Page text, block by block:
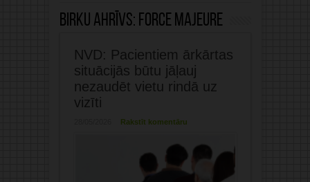
Birku ahrīvs: force majeure
NVD: Pacientiem ārkārtas
situācijās būtu jāļauj
nezaudēt vietu rindā uz
vizīti
Rakstīt komentāru